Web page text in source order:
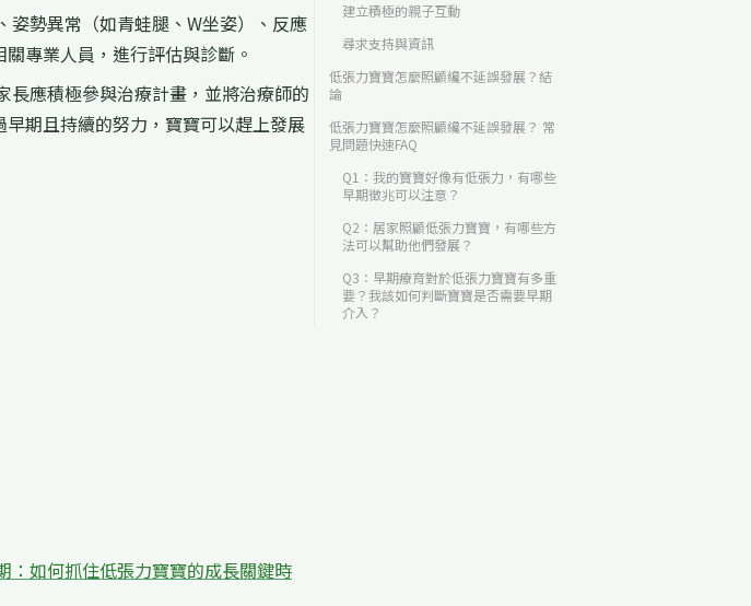
姿勢異常（如青蛙腿、W坐姿）、反應
專業人員，進行評估與診斷。
長應積極參與治療計畫，並將治療師的
期且持續的努力，寶寶可以趕上發展
：如何抓住低張力寶寶的成長關鍵時
建立積極的親子互動
尋求支持與資訊
低張力寶寶怎麼照顧纔不延誤發展？結
論
低張力寶寶怎麼照顧纔不延誤發展？ 常
見問題快速FAQ
Q1：我的寶寶好像有低張力，有哪些
早期徵兆可以注意？
Q2：居家照顧低張力寶寶，有哪些方
法可以幫助他們發展？
Q3：早期療育對於低張力寶寶有多重
要？我該如何判斷寶寶是否需要早期
介入？